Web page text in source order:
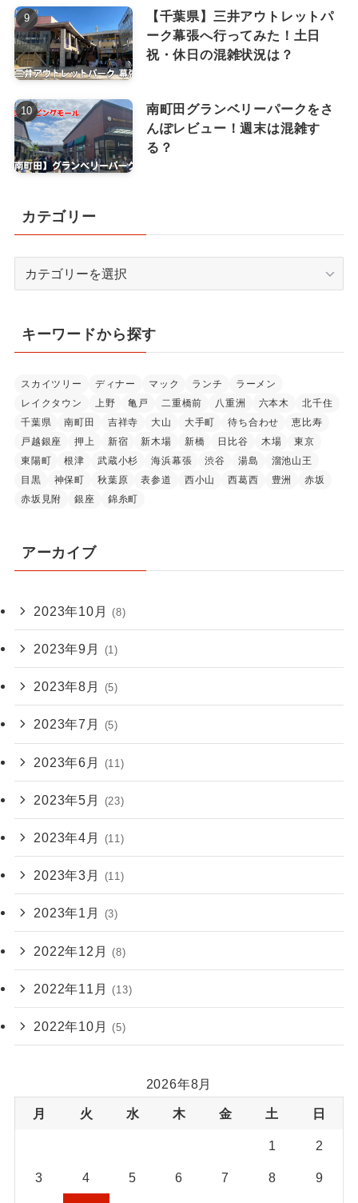
【千葉県】三井アウトレットパ
ーク幕張へ行ってみた！土日
祝・休日の混雑状況は？
南町田グランベリーパークをさ
んぽレビュー！週末は混雑す
る？
カテゴリー
リ
キーワードから探す
スカイツリー ディナー マック ランチ
ラーメン
レイクタウン
上野 亀戸 二重橋前 八重洲 六本木
北千住
千葉県
南町田 吉祥寺 大山 大手町 待ち合わせ
恵比寿
戸越銀座
押上 新宿 新木場 新橋 日比谷 木場
東京
東陽町
根津 武蔵小杉 海浜幕張 渋谷 湯島
溜池山王
目黒
神保町 秋葉原 表参道 西小山 西葛西 豊洲
赤坂
赤坂見附
銀座 錦糸町
アーカイブ
2023年10月 (8)
2023年9月 (1)
2023年8月 (5)
2023年7月 (5)
2023年6月 (11)
2023年5月 (23)
2023年4月 (11)
2023年3月 (11)
2023年1月 (3)
2022年12月 (8)
2022年11月 (13)
2022年10月 (5)
2026年8月
月 火 水 木 金 土 日
1 2
3 4 5 6 7 8 9